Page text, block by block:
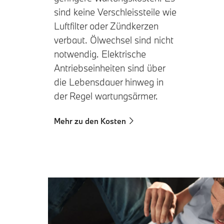
sind keine Verschleissteile wie
Luftfilter oder Zündkerzen
verbaut. Ölwechsel sind nicht
notwendig. Elektrische
Antriebseinheiten sind über
die Lebensdauer hinweg in
der Regel wartungsärmer.
Mehr zu den Kosten